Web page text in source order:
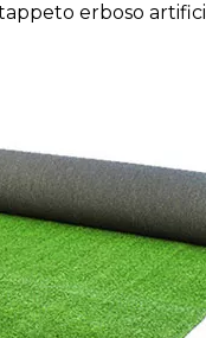
erboso